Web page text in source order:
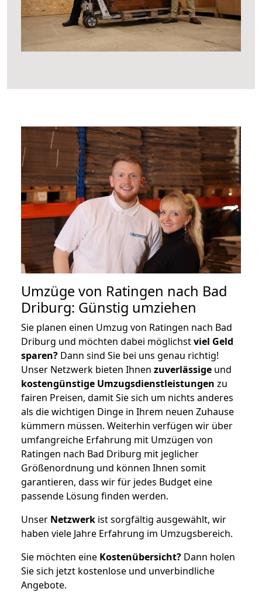
Umzüge von Ratingen nach Bad
Driburg: Günstig umziehen
Sie planen einen Umzug von Ratingen nach Bad
Driburg und möchten dabei möglichstviel Geld
sparen? Dann sind Sie bei uns genau richtig!
Unser Netzwerk bieten Ihnen zuverlässige und
kostengünstige Umzugsdienstleistungen zu
fairen Preisen, damit Sie sich um nichts anderes
als die wichtigen Dinge in Ihrem neuen Zuhause
kümmern müssen. Weiterhin verfügen wir über
umfangreiche Erfahrung mit Umzügen von
Ratingen nach Bad Driburg mit jeglicher
Größenordnung und können Ihnen somit
garantieren, dass wir für jedes Budget eine
passende Lösung finden werden.
Unser Netzwerk ist sorgfältig ausgewählt, wir
haben viele Jahre Erfahrung im Umzugsbereich.
Sie möchten eine Kostenübersicht? Dann holen
Sie sich jetzt kostenlose und unverbindliche
Angebote.